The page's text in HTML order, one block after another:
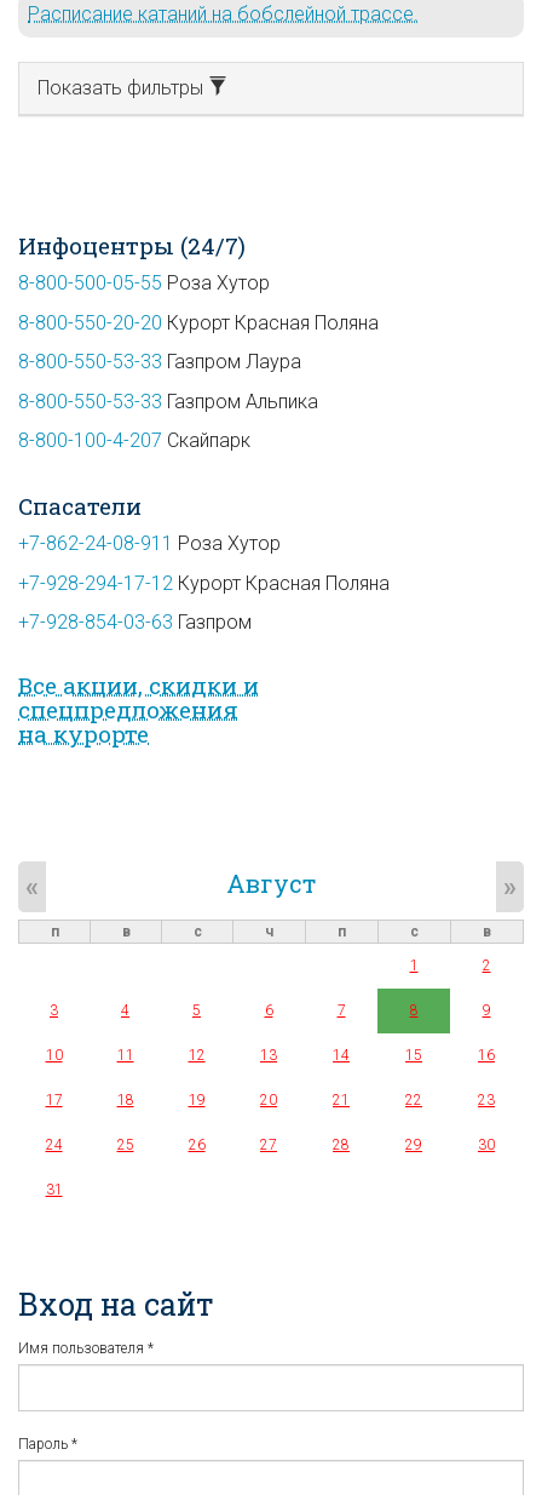
Расписание катаний на бобслейной трассе.
Показать фильтры
Инфоцентры (24/7)
8-800-500-05-55 Роза Хутор
8-800-550-20-20 Курорт Красная Поляна
8-800-550-53-33 Газпром Лаура
8-800-550-53-33 Газпром Альпика
8-800-100-4-207 Скайпарк
Спасатели
+7-862-24-08-911 Роза Хутор
+7-928-294-17-12 Курорт Красная Поляна
+7-928-854-03-63 Газпром
Все акции, скидки и
спец­предложе­ния
на курорте
Август
« »
п в с ч п с
в
1
2
3 4 5 6 7 8 9
10 11 12 13 14 15 16
17 18 19 20 21 22 23
24 25 26 27 28 29 30
31
Вход на сайт
Имя пользователя *
Пароль *